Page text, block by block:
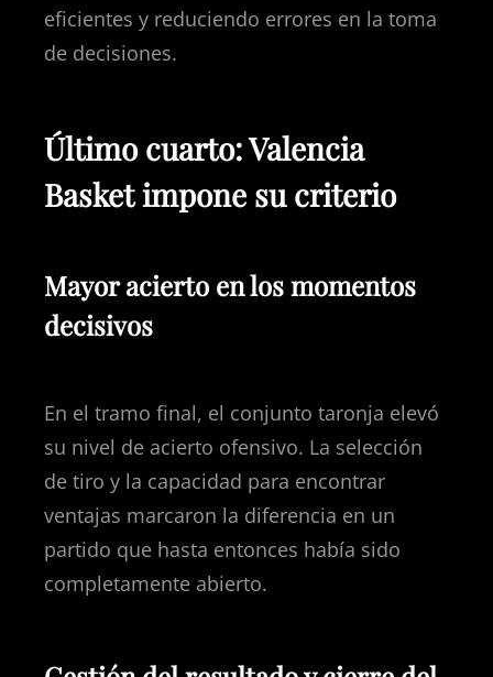
eficientes y reduciendo errores en la toma
de decisiones.
Último cuarto: Valencia
Basket impone su criterio
Mayor acierto en los momentos
decisivos
En el tramo final, el conjunto taronja elevó
su nivel de acierto ofensivo. La selección
de tiro y la capacidad para encontrar
ventajas marcaron la diferencia en un
partido que hasta entonces había sido
completamente abierto.